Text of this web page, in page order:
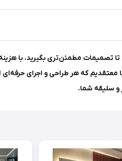
تصمیمات مطمئن‌تری بگیرید. با
معتقدیم که هر طراحی و اجرای حرفه‌ای
و سلیقه شما.